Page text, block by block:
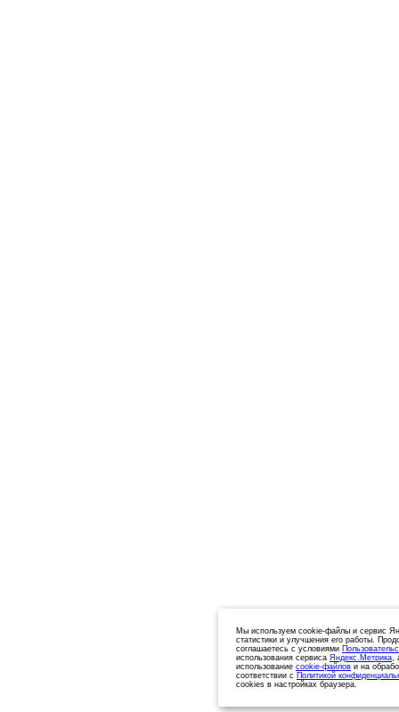
Мы используем cookie-файлы и сервис
статистики и улучшения его работы.
соглашаетесь с условиями
использования сервиса Яндекс.Метрика,
использование cookie-файлов и на
соответствии с Политикой
cookies в настройках браузера.